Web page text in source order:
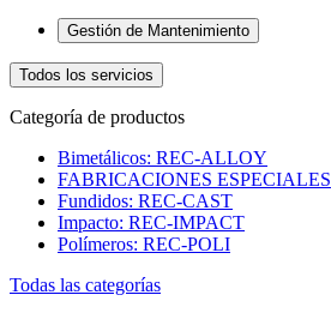
Gestión de Mantenimiento
Todos los servicios
Categoría de productos
Bimetálicos: REC-ALLOY
FABRICACIONES ESPECIALES
Fundidos: REC-CAST
Impacto: REC-IMPACT
Polímeros: REC-POLI
Todas las categorías